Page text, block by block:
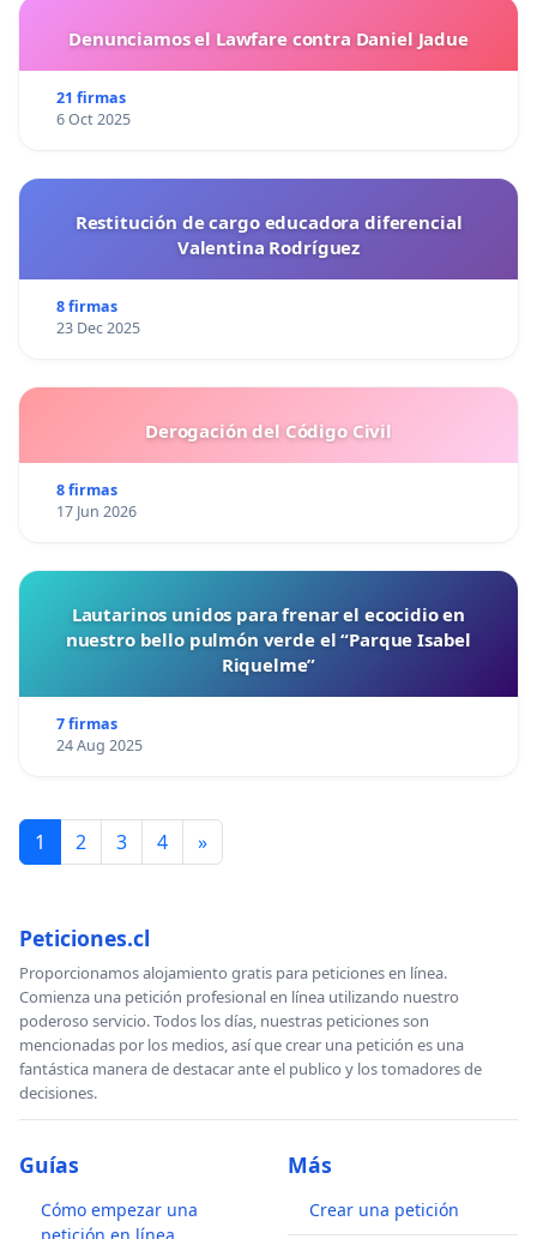
Denunciamos el Lawfare contra Daniel Jadue
21 firmas
6 Oct 2025
Restitución de cargo educadora diferencial
Valentina Rodríguez
8 firmas
23 Dec 2025
Derogación del Código Civil
8 firmas
17 Jun 2026
Lautarinos unidos para frenar el ecocidio en
nuestro bello pulmón verde el “Parque Isabel
Riquelme”
7 firmas
24 Aug 2025
1 2 3 4 »
Peticiones.cl
Proporcionamos alojamiento gratis para peticiones en línea.
Comienza una petición profesional en línea utilizando nuestro
poderoso servicio. Todos los días, nuestras peticiones son
mencionadas por los medios, así que crear una petición es una
fantástica manera de destacar ante el publico y los tomadores de
decisiones.
Guías
Cómo empezar una
Más
Crear una petición